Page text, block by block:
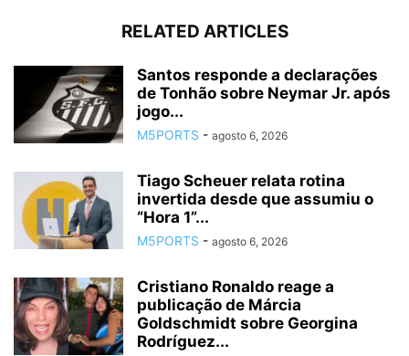
RELATED ARTICLES
Santos responde a declarações
de Tonhão sobre Neymar Jr. após
jogo...
M5PORTS - agosto 6, 2026
Tiago Scheuer relata rotina
invertida desde que assumiu o
“Hora 1”...
M5PORTS - agosto 6, 2026
Cristiano Ronaldo reage a
publicação de Márcia
Goldschmidt sobre Georgina
Rodríguez...